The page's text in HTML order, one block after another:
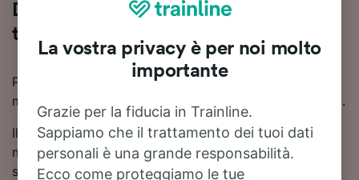
Da Bardonecchia a Parigi in treno:
tutte le info utili
Puoi viaggiare da Bardonecchia a Parigi in 5 ore 56
minuti con i treni più veloci disponibili su questa tratta.
Il viaggio in treno da Bardonecchia a Parigi dura in
media 7 ore 38 minuti, a seconda dell'operatore
scelto. Ogni giorno circolano circa 6 treni treni tra
La vostra privacy è per noi molto
importante
Grazie per la fiducia in Trainline.
Sappiamo che il trattamento dei tuoi dati
personali è una grande responsabilità.
Ecco come proteggiamo le tue